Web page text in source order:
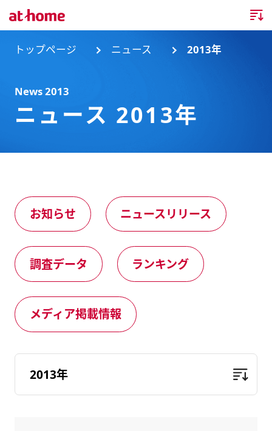
トップページ
企業情報TOP
事業所・グループ会社
沿革
サステナビリティ
DX戦略
CM・動画紹介
ニュース
ニュースリリース
調査データ
ランキング
メディア掲載情報
不動産会社間情報流通サービス
不動産業務支援サービス
新卒採用情報
障がい者採用情報
お問合せ
トップページ ニュース 2013年
ニュース 2013年
News 2013
お知らせ ニュースリリース
調査データ ランキング
メディア掲載情報